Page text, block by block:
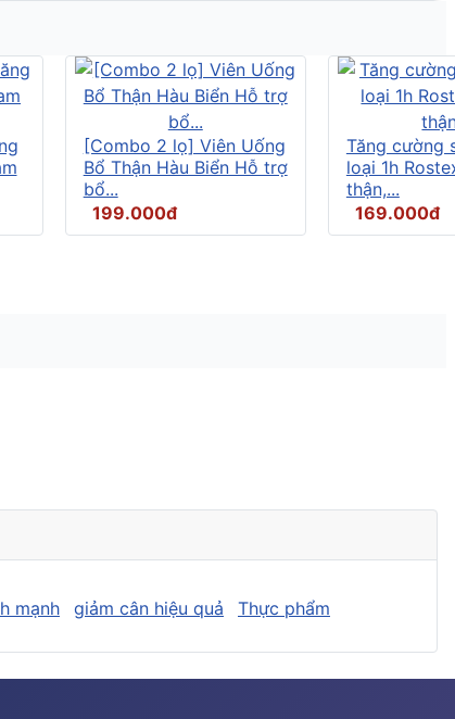
[Combo 2 lọ] Viên Uống
Bổ Thận Hàu Biển Hỗ trợ
bổ...
199.000đ
Tăng cường
loại 1h
thận,...
169.000đ
mạnh giảm cân hiệu quả Thực phẩm